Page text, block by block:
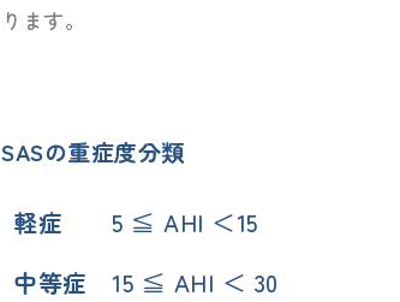
ります。
SASの重症度分類
軽症
5 ≦ AHI ＜15
中等症
15 ≦ AHI ＜ 30